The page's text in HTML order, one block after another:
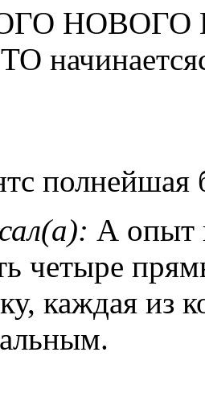
НОВОГО
полнейшая
А опыт
четыре
каждая из